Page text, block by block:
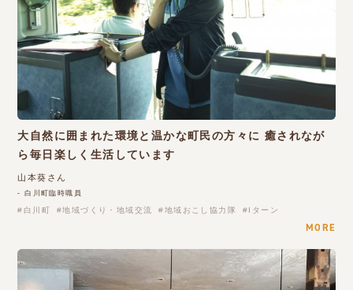
大自然に囲まれた環境と温かな町民の方々に 癒されなが
ら毎日楽しく生活しています
山本葵さん
- 白川町臨時職員
白川町 地域づくり・地域交流 地域おこし協力隊 Iターン
MORE